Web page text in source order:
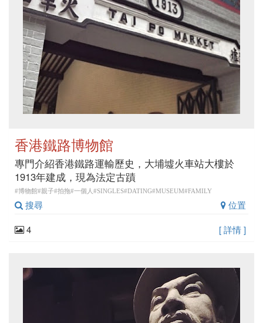
香港鐵路博物館
專門介紹香港鐵路運輸歷史，大埔墟火車站大樓於
1913年建成，現為法定古蹟
#博物館#親子#拍拖#一個人#SINGLES#DATING#MUSEUM#FAMILY
搜尋
位置
4
[ 詳情 ]